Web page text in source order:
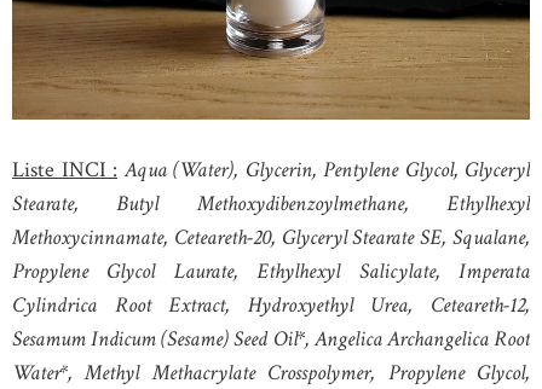
Liste INCI : Aqua (Water), Glycerin, Pentylene Glycol, Glyceryl
Stearate, Butyl Methoxydibenzoylmethane, Ethylhexyl
Methoxycinnamate, Ceteareth-20, Glyceryl Stearate SE, Squalane,
Propylene Glycol Laurate, Ethylhexyl Salicylate, Imperata
Cylindrica Root Extract, Hydroxyethyl Urea, Ceteareth-12,
Sesamum Indicum (Sesame) Seed Oil*, Angelica Archangelica Root
Water*, Methyl Methacrylate Crosspolymer, Propylene Glycol,